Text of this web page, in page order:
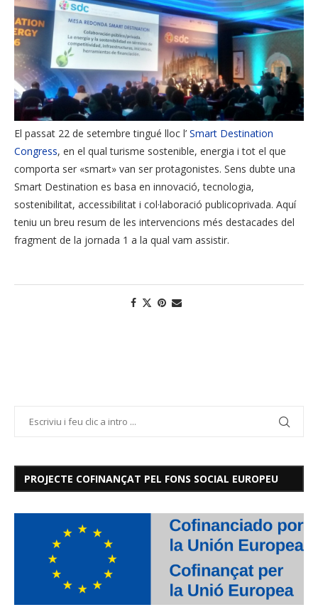
El passat 22 de setembre tingué lloc l’ Smart Destination
Congress, en el qual turisme sostenible, energia i tot el que
comporta ser «smart» van ser protagonistes. Sens dubte una
Smart Destination es basa en innovació, tecnologia,
sostenibilitat, accessibilitat i col·laboració publicoprivada. Aquí
teniu un breu resum de les intervencions més destacades del
fragment de la jornada 1 a la qual vam assistir.
PROJECTE COFINANÇAT PEL FONS SOCIAL EUROPEU